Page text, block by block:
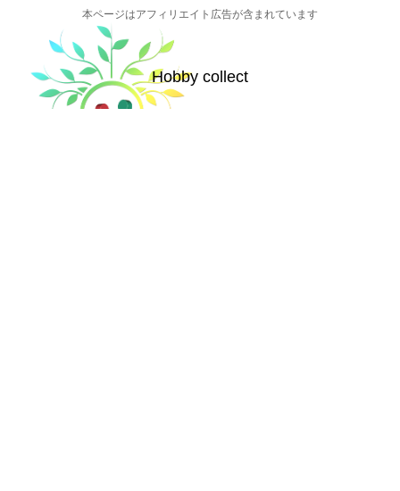
本ページはアフィリエイト広告が含まれています
Hobby collect